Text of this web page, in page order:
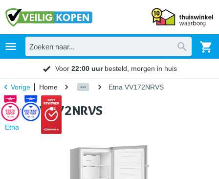
Voor 22:00 uurbesteld, morgen in huis
Vorige Home Etna VV172NRVS
Etna VV172NRVS
Etna